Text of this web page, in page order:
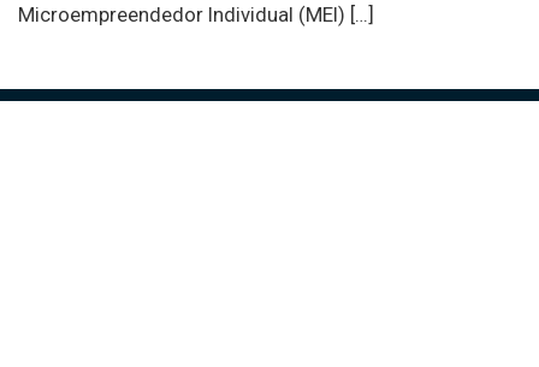
Microempreendedor Individual (MEI) […]